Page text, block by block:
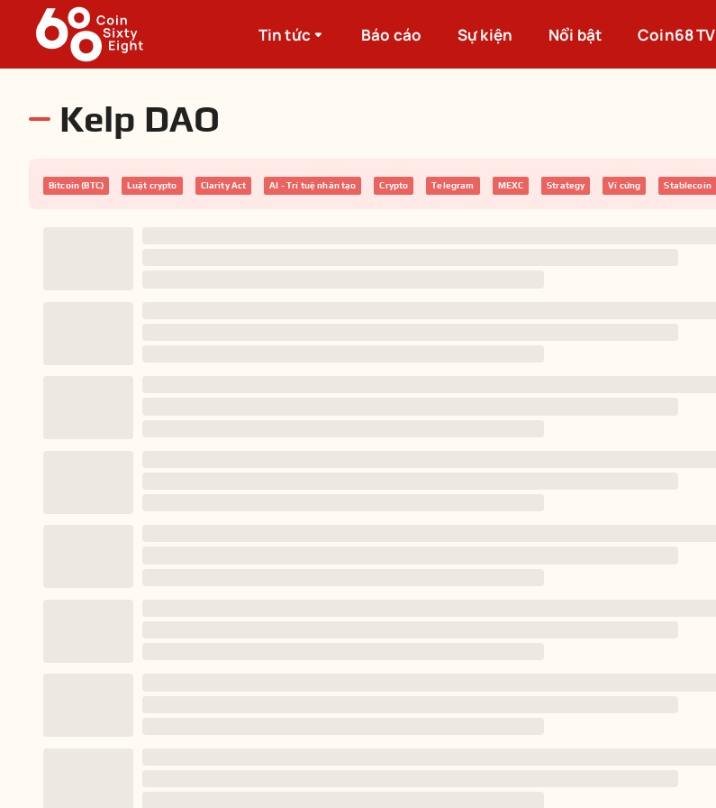
Tin tức Báo cáo Sự kiện Nổi bật Coin68 TV
Kelp DAO
Bitcoin (BTC) Luật crypto Clarity Act AI - Trí tuệ nhân tạo Crypto Telegram MEXC Strategy Ví cứng Stablecoin